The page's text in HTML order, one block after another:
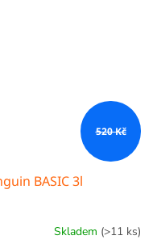
520 Kč
BASIC 3l
Skladem (>11 ks)